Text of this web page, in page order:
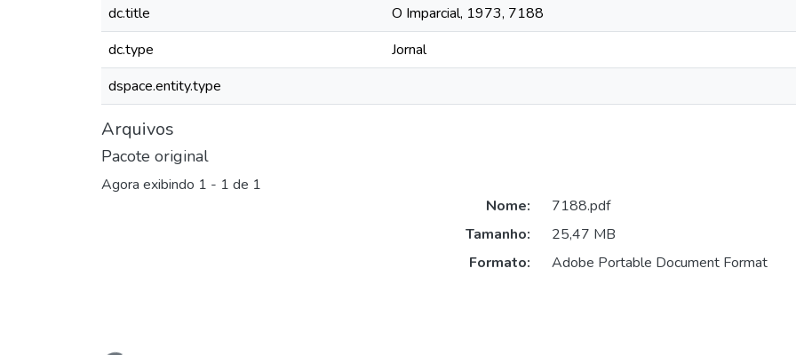
dc.title
O Imparcial, 1973, 7188
dc.type
Jornal
dspace.entity.type
Arquivos
Pacote original
Agora exibindo 1 - 1 de 1
Nome:
7188.pdf
Tamanho:
25,47 MB
Formato:
Adobe Portable Document Format